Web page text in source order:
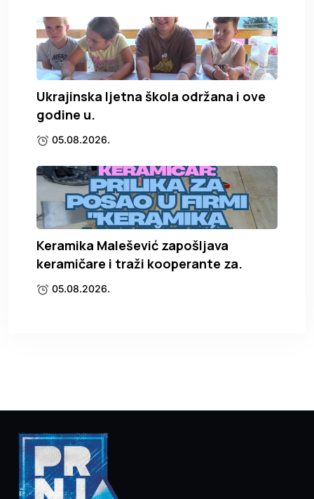
Ukrajinska ljetna škola održana i ove
godine u.
05.08.2026.
Keramika Malešević zapošljava
keramičare i traži kooperante za.
05.08.2026.